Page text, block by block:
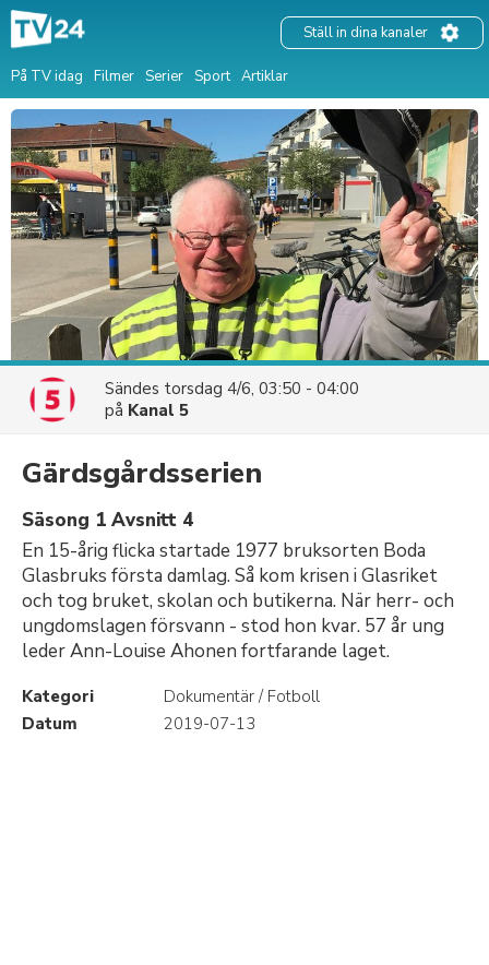
På TV idag Filmer Serier Sport Artiklar
Ställ in dina kanaler
Sändes torsdag 4/6, 03:50 - 04:00
på Kanal 5
Gärdsgårdsserien
Säsong 1 Avsnitt 4
En 15-årig flicka startade 1977 bruksorten Boda
Glasbruks första damlag. Så kom krisen i Glasriket
och tog bruket, skolan och butikerna. När herr- och
ungdomslagen försvann - stod hon kvar. 57 år ung
leder Ann-Louise Ahonen fortfarande laget.
Kategori
Dokumentär / Fotboll
Datum
2019-07-13